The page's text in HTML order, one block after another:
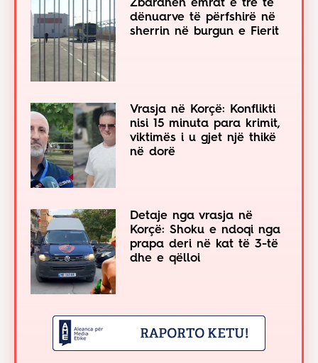
Zbardhen emrat e tre të
dënuarve të përfshirë në
sherrin në burgun e Fierit
Vrasja në Korçë: Konflikti
nisi 15 minuta para krimit,
viktimës i u gjet një thikë
në dorë
Detaje nga vrasja në
Korçë: Shoku e ndoqi nga
prapa deri në kat të 3-të
dhe e qëlloi